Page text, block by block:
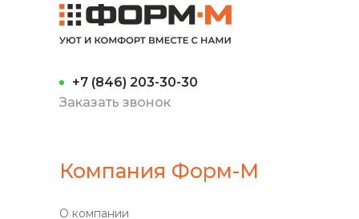
+7 (846) 203-30-30
Заказать звонок
Компания Форм-М
О компании